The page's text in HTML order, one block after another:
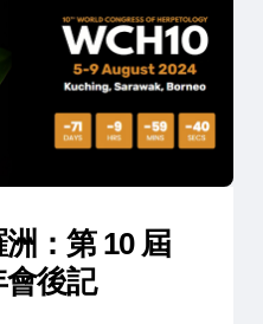
：第 10 屆
後記